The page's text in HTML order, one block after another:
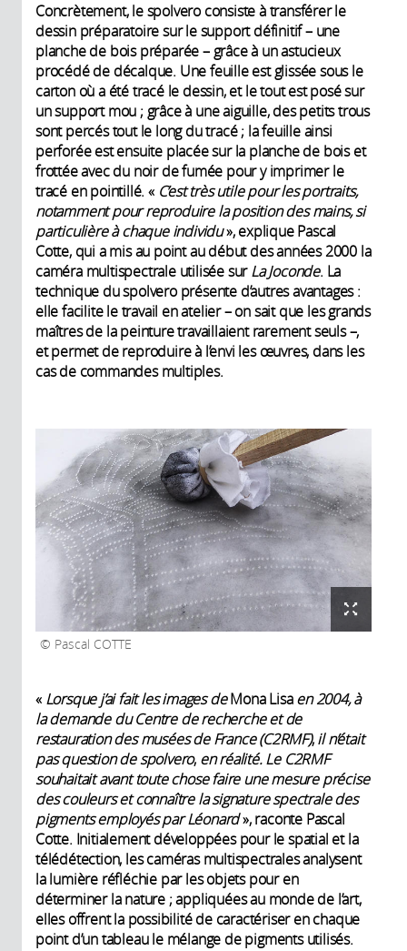
Concrètement, le spolvero consiste à transférer le
dessin préparatoire sur le support définitif – une
planche de bois préparée – grâce à un astucieux
procédé de décalque. Une feuille est glissée sous le
carton où a été tracé le dessin, et le tout est posé sur
un support mou ; grâce à une aiguille, des petits trous
sont percés tout le long du tracé ; la feuille ainsi
perforée est ensuite placée sur la planche de bois et
frottée avec du noir de fumée pour y imprimer le
tracé en pointillé. « C’est très utile pour les portraits,
notamment pour reproduire la position des mains, si
particulière à chaque individu», explique Pascal
Cotte, qui a mis au point au début des années 2000 la
caméra multispectrale utilisée surLa Joconde. La
technique du spolvero présente d’autres avantages :
elle facilite le travail en atelier – on sait que les grands
maîtres de la peinture travaillaient rarement seuls –,
et permet de reproduire à l’envi les œuvres, dans les
cas de commandes multiples.
Pascal COTTE
« Lorsque j’ai fait les images deMona Lisaen 2004,à
la demande du Centre de recherche et de
restauration des musées de France (C2RMF),il n’était
pas question despolvero, en réalité. Le C2RMF
souhaitait avant toute chose faire une mesure précise
des couleurs et connaître la signature spectrale des
pigments employés par Léonard», raconte Pascal
Cotte. Initialement développées pour le spatial et la
télédétection, les caméras multispectrales analysent
la lumière réfléchie par les objets pour en
déterminer la nature ; appliquées au monde de l’art,
elles offrent la possibilité de caractériser en chaque
point d’un tableau le mélange de pigments utilisés.